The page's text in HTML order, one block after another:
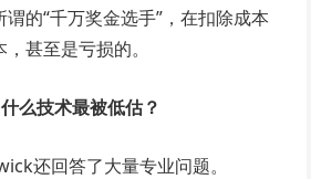
的“千万奖金选手”，在扣除成本
甚至是亏损的。
么技术最被低估？
还回答了大量专业问题。